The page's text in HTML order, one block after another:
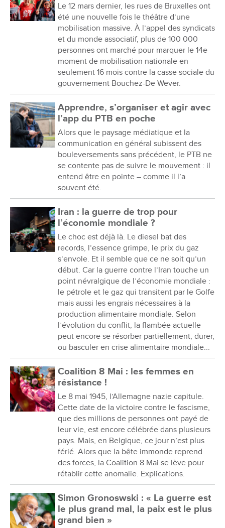
Le 12 mars dernier, les rues de Bruxelles ont
été une nouvelle fois le théâtre d’une
mobilisation massive. À l’appel des syndicats
et du monde associatif, plus de 100 000
personnes ont marché pour marquer le 14e
moment de mobilisation nationale en
seulement 16 mois contre la casse sociale du
gouvernement Bouchez-De Wever.
Apprendre, s’organiser et agir avec
l’app du PTB en poche
Alors que le paysage médiatique et la
communication en général subissent des
bouleversements sans précédent, le PTB ne
se contente pas de suivre le mouvement : il
entend être en pointe – comme il l’a
souvent été.
Iran : la guerre de trop pour
l’économie mondiale ?
Le choc est déjà là. Le diesel bat des
records, l’essence grimpe, le prix du gaz
s’envole. Et il semble que ce ne soit qu’un
début. Car la guerre contre l’Iran touche un
point névralgique de l’économie mondiale :
le pétrole et le gaz qui transitent par le Golfe
mais aussi les engrais nécessaires à la
production alimentaire mondiale. Selon
l’évolution du conflit, la flambée actuelle
peut encore se résorber partiellement, durer,
ou basculer en crise alimentaire mondiale...
Coalition 8 Mai : les femmes en
résistance !
Le 8 mai 1945, l’Allemagne nazie capitule.
Cette date de la victoire contre le fascisme,
que des millions de personnes ont payé de
leur vie, est encore célébrée dans plusieurs
pays. Mais, en Belgique, ce jour n’est plus
férié. Alors que la bête immonde reprend
des forces, la Coalition 8 Mai se lève pour
rétablir cette anomalie. Explications.
Simon Gronoswski : « La guerre est
le plus grand mal, la paix est le plus
grand bien »